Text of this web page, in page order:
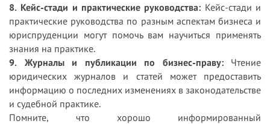
8. Кейс-стади и практические руководства: Кейс-стади и
практические руководства по разным аспектам бизнеса и
юриспруденции могут помочь вам научиться применять
знания на практике.
9. Журналы и публикации по бизнес-праву:Чтение
юридических журналов и статей может предоставить
информацию о последних изменениях в законодательстве
и судебной практике.
Помните, что хорошо информированный